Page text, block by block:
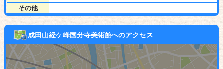
その他
成田山経ケ峰国分寺美術館へのアクセス